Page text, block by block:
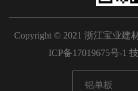
Copyright © 2021 浙江宝业建
ICP备17019675号-1